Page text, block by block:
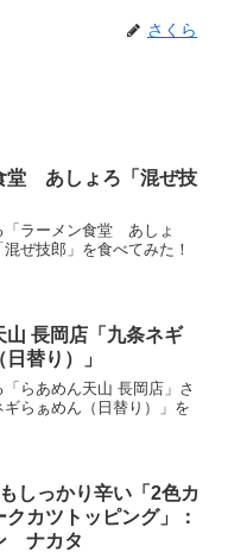
さくら
堂 あしょろ「混ぜ技
「ラーメン食堂 あしょ
ぜ技郎」を食べてみた！
山 長岡店「九条ネギ
替り）」
らあめん天山 長岡店」さ
ギらぁめん（日替り）」を
しっかり辛い「2色カ
クカツトッピング」：
ナカタ